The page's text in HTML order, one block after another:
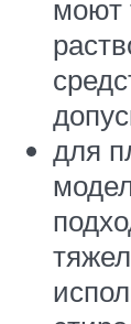
моют
для